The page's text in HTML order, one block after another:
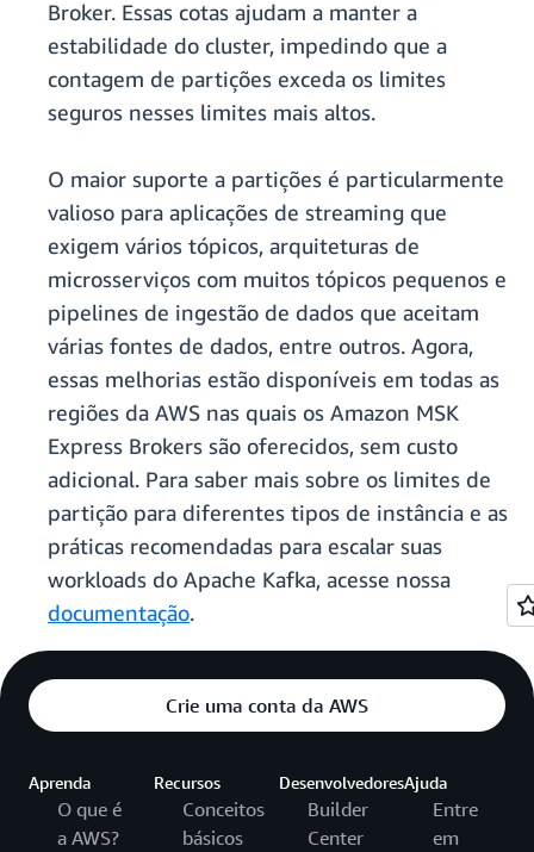
Broker. Essas cotas ajudam a manter a
estabilidade do cluster, impedindo que a
contagem de partições exceda os limites
seguros nesses limites mais altos.
O maior suporte a partições é particularmente
valioso para aplicações de streaming que
exigem vários tópicos, arquiteturas de
microsserviços com muitos tópicos pequenos e
pipelines de ingestão de dados que aceitam
várias fontes de dados, entre outros. Agora,
essas melhorias estão disponíveis em todas as
regiões da AWS nas quais os Amazon MSK
Express Brokers são oferecidos, sem custo
adicional. Para saber mais sobre os limites de
partição para diferentes tipos de instância e as
práticas recomendadas para escalar suas
workloads do Apache Kafka, acesse nossa
documentação.
Crie uma conta da AWS
Aprenda
O que é
a AWS?
Recursos
Conceitos
básicos
Desenvolvedores
Builder
Center
Ajuda
Entre
em